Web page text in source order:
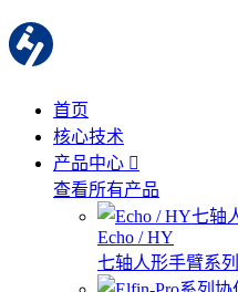
首页
核心技术
产品中心
查看所有产品
Echo / HY
七轴人形手臂系列